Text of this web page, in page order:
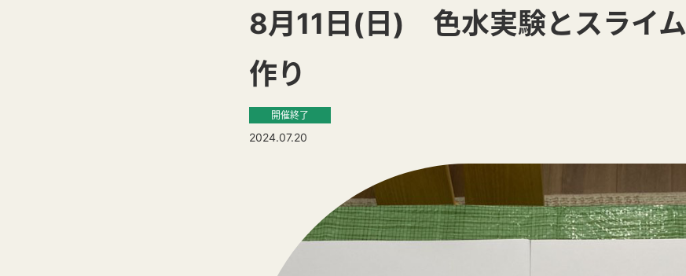
8月11日(日) 色水実験とスライム
作り
開催終了
2024.07.20